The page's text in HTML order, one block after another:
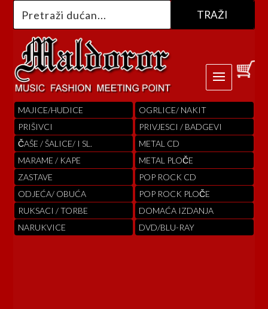
MAJICE/HUDICE
PRIŠIVCI
ČAŠE / ŠALICE/ I SL.
MARAME / KAPE
ZASTAVE
ODJEĆA/ OBUĆA
RUKSACI / TORBE
NARUKVICE
OGRLICE/ NAKIT
PRIVJESCI / BADGEVI
METAL CD
METAL PLOČE
POP ROCK CD
POP ROCK PLOČE
DOMAĆA IZDANJA
DVD/BLU-RAY